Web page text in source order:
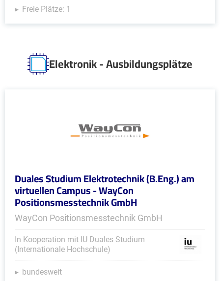
Freie Plätze: 1
Elektronik - Ausbildungsplätze
Duales Studium Elektrotechnik (B.Eng.) am
virtuellen Campus - WayCon
Positionsmesstechnik GmbH
WayCon Positionsmesstechnik GmbH
In Kooperation mit IU Duales Studium
(Internationale Hochschule)
bundesweit